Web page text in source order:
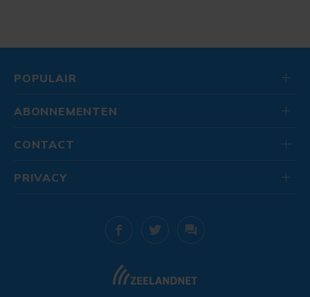
POPULAIR
ABONNEMENTEN
CONTACT
PRIVACY